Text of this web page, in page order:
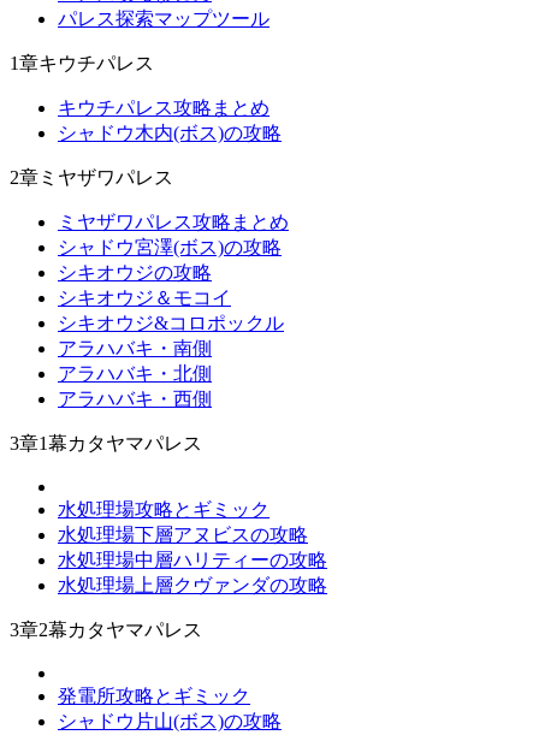
パレス探索マップツール
1章キウチパレス
キウチパレス攻略まとめ
シャドウ木内(ボス)の攻略
2章ミヤザワパレス
ミヤザワパレス攻略まとめ
シャドウ宮澤(ボス)の攻略
シキオウジの攻略
シキオウジ＆モコイ
シキオウジ&コロポックル
アラハバキ・南側
アラハバキ・北側
アラハバキ・西側
3章1幕カタヤマパレス
水処理場攻略とギミック
水処理場下層アヌビスの攻略
水処理場中層ハリティーの攻略
水処理場上層クヴァンダの攻略
3章2幕カタヤマパレス
発電所攻略とギミック
シャドウ片山(ボス)の攻略